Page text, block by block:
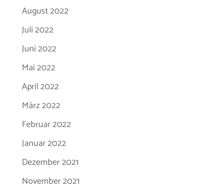
August 2022
Juli 2022
Juni 2022
Mai 2022
April 2022
März 2022
Februar 2022
Januar 2022
Dezember 2021
November 2021